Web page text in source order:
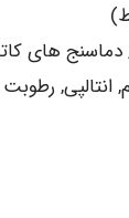
های